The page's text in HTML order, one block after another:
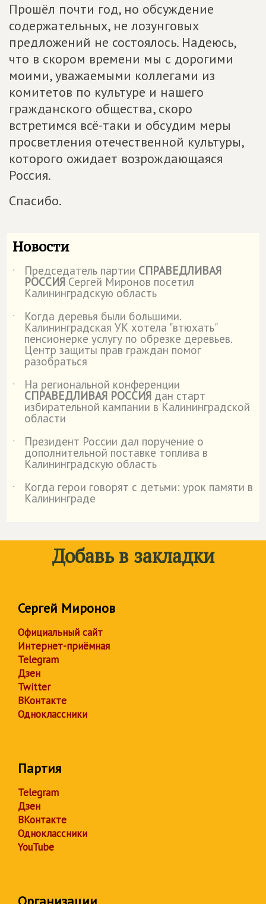
Прошёл почти год, но обсуждение
содержательных, не лозунговых
предложений не состоялось. Надеюсь,
что в скором времени мы с дорогими
моими, уважаемыми коллегами из
комитетов по культуре и нашего
гражданского общества, скоро
встретимся всё-таки и обсудим меры
просветления отечественной культуры,
которого ожидает возрождающаяся
Россия.
Спасибо.
Новости
˙ Председатель партии СПРАВЕДЛИВАЯ
РОССИЯ Сергей Миронов посетил
Калининградскую область
˙
Когда деревья были большими.
Калининградская УК хотела "втюхать"
пенсионерке услугу по обрезке деревьев.
Центр защиты прав граждан помог
разобраться
˙
На региональной конференции
СПРАВЕДЛИВАЯ РОССИЯ дан старт
избирательной кампании в Калининградской
области
˙
Президент России дал поручение о
дополнительной поставке топлива в
Калининградскую область
˙
Когда герои говорят с детьми: урок памяти в
Калининграде
Добавь в закладки
Сергей Миронов
Официальный сайт
Интернет-приёмная
Telegram
Дзен
Twitter
ВКонтакте
Одноклассники
Партия
Telegram
Дзен
ВКонтакте
Одноклассники
YouTube